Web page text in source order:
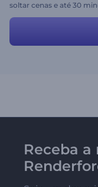
soltar cenas e até 30
Receba